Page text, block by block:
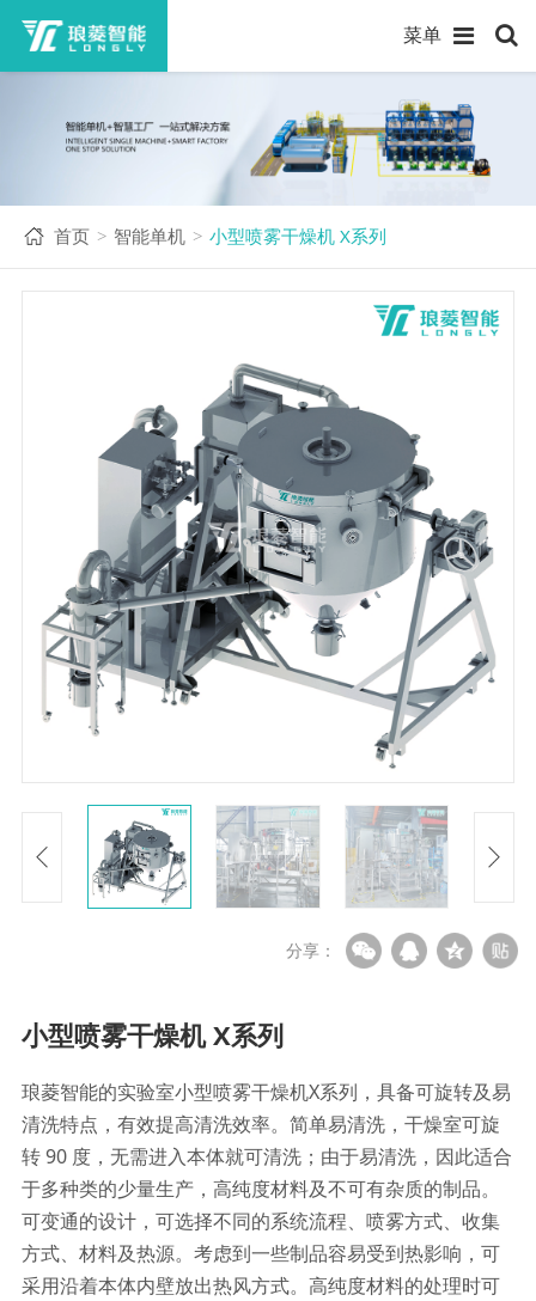
菜单
首页 > 智能单机 > 小型喷雾干燥机 X系列
分享：
小型喷雾干燥机 X系列
琅菱智能的实验室小型喷雾干燥机X系列，具备可旋转及易
清洗特点，有效提高清洗效率。简单易清洗，干燥室可旋
转 90 度，无需进入本体就可清洗；由于易清洗，因此适合
于多种类的少量生产，高纯度材料及不可有杂质的制品。
可变通的设计，可选择不同的系统流程、喷雾方式、收集
方式、材料及热源。考虑到一些制品容易受到热影响，可
采用沿着本体内壁放出热风方式。高纯度材料的处理时可